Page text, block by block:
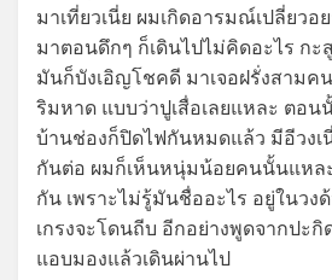
มาเที่ยวเนี่ย ผมเกิดอารมณ์เปลี่ยว
มาตอนดึกๆ ก็เดินไปไม่คิดอะไร กะ
มันก็บังเอิญโชคดี มาเจอฝรั่งสามค
ริมหาด แบบว่าปูเสื่อเลยแหละ ตอ
บ้านช่องก็ปิดไฟกันหมดแล้ว มีอีวงเ
กันต่อ ผมก็เห็นหนุ่มน้อยคนนั้นแหล
กัน เพราะไม่รู้มันชื่ออะไร อยู่ในวง
เกรงจะโดนถีบ อีกอย่างพูดจากปะกิ
แอบมองแล้วเดินผ่านไป